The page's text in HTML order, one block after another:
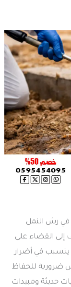
في رش النمل
إلى القضاء على
يتسبب في أضرار
ضرورية للحفاظ
حديثة ومبيدات